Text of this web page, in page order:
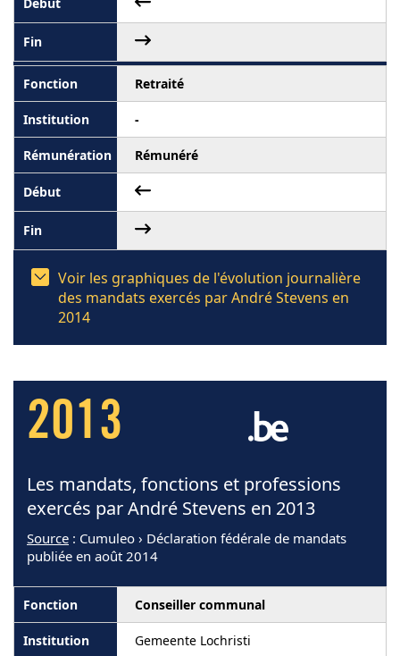
Retraité
-
Rémunéré
Voir les graphiques de l'évolution journalière
des mandats exercés par André Stevens en
2014
2013
Les mandats, fonctions et professions
exercés par André Stevens en 2013
Source : Cumuleo › Déclaration fédérale de mandats
publiée en août 2014
Conseiller communal
Gemeente Lochristi